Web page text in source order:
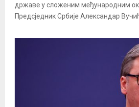
државе у сложеним међународним
Предсједник Србије Александар